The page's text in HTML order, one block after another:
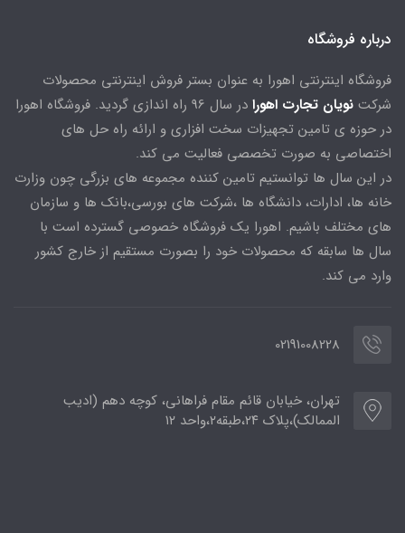
درباره فروشگاه
فروشگاه اینترنتی اهورا به عنوان بستر فروش اینترنتی محصولات
شرکت نویان تجارت اهورا
در سال 96 راه اندازی گردید. فروشگاه اهورا
در حوزه ی تامین تجهیزات سخت افزاری و ارائه راه حل های
اختصاصی به صورت تخصصی فعالیت می کند.
در این سال ها توانستیم تامین کننده مجموعه های بزرگی چون وزارت
خانه ها، ادارات، دانشگاه ها ،شرکت های بورسی،بانک ها و سازمان
های مختلف باشیم. اهورا یک فروشگاه خصوصی گسترده است با
سال ها سابقه که محصولات خود را بصورت مستقیم از خارج کشور
وارد می کند.
02191008228
تهران، خیابان قائم مقام فراهانی، کوچه دهم (ادیب
الممالک)،پلاک ۲۴،طبقه۲،واحد ۱۲